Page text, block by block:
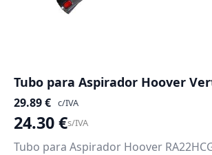
Tubo para Aspirador Hoover
29.89€ c/IVA
24.30€s/IVA
Tubo para Aspirador Hoover